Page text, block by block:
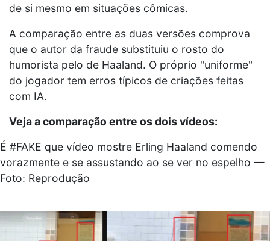
de si mesmo em situações cômicas.
A comparação entre as duas versões comprova
que o autor da fraude substituiu o rosto do
humorista pelo de Haaland. O próprio "uniforme"
do jogador tem erros típicos de criações feitas
com IA.
Veja a comparação entre os dois vídeos:
É #FAKE que vídeo mostre Erling Haaland comendo
vorazmente e se assustando ao se ver no espelho —
Foto: Reprodução